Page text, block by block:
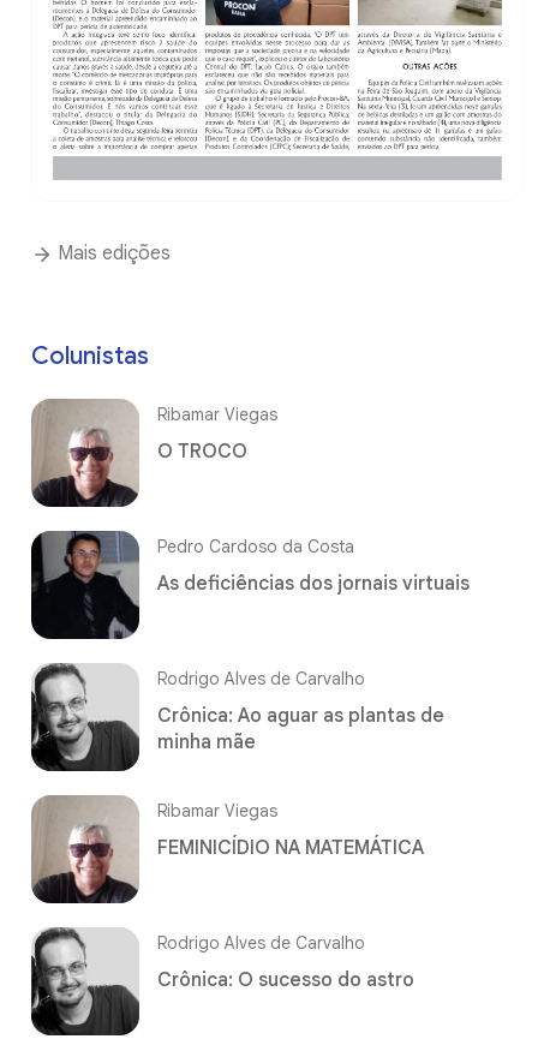
Mais edições
Colunistas
Ribamar Viegas
O TROCO
Pedro Cardoso da Costa
As deficiências dos jornais virtuais
Rodrigo Alves de Carvalho
Crônica: Ao aguar as plantas de
minha mãe
Ribamar Viegas
FEMINICÍDIO NA MATEMÁTICA
Rodrigo Alves de Carvalho
Crônica: O sucesso do astro